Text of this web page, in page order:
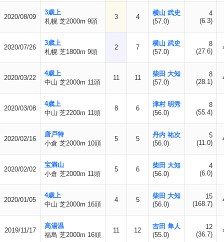
2020/08/09
3歳上
札幌 芝2000m 9頭
3 4
横山 武史
(57.0)
4
(6.3)
2020/07/26
3歳上
札幌 芝1800m 9頭
2 7
横山 武史
(57.0)
8
(27.6)
2020/03/22
4歳上
中山 芝2000m 11頭
11 11
柴田 大知
(57.0)
8
(28.1)
2020/03/08
4歳上
中山 芝2200m 11頭
8 6
津村 明秀
(56.0)
8
(55.4)
2020/02/16
唐戸特
小倉 芝2000m 10頭
5 5
丹内 祐次
(56.0)
5
(11.0)
2020/02/02
宝満山
小倉 芝2000m 11頭
5 6
柴田 大知
(56.0)
4
(6.0)
2020/01/05
4歳上
中山 芝2000m 16頭
4 5
柴田 大知
(56.0)
15
(168.7)
2019/11/17
高湯温
福島 芝2000m 16頭
11 12
吉田 隼人
(55.0)
12
(36.7)